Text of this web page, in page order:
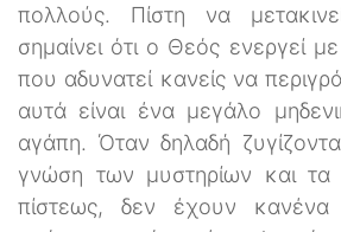
πολλούς. Πίστη να
σημαίνει ότι ο Θεός ενεργεί
που αδυνατεί κανείς να
αυτά είναι ένα μεγάλο
αγάπη. Όταν δηλαδή
γνώση των μυστηρίων και τα
πίστεως, δεν έχουν